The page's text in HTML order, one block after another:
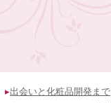
▸出会いと化粧品開発まで